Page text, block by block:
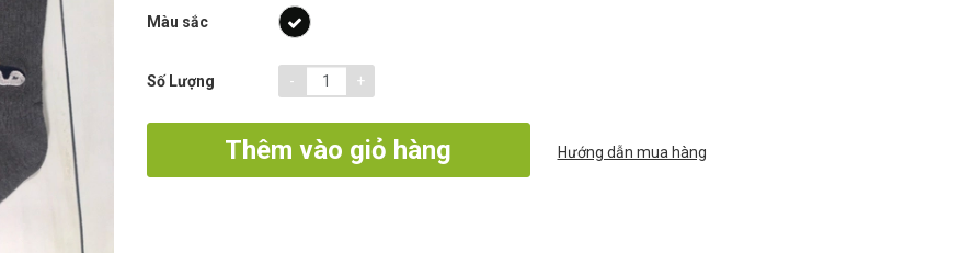
Màu sắc
Số Lượng - +
Thêm vào giỏ hàng Hướng dẫn mua hàng